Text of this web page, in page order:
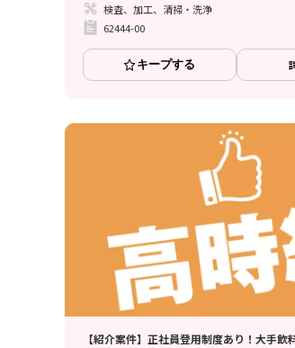
検査、加工、清掃・洗浄
62444-00
キープする
【紹介案件】正社員登用制度あり！大手飲